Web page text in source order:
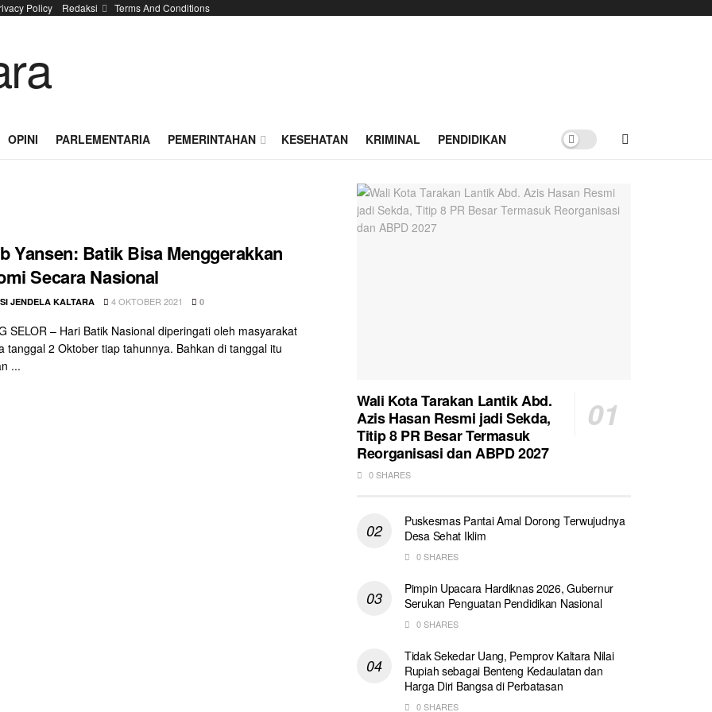
Policy Redaksi Terms And Conditions
OPINI PARLEMENTARIA PEMERINTAHAN KESEHATAN KRIMINAL PENDIDIKAN
Yansen: Batik Bisa Menggerakkan
Secara Nasional
JENDELA KALTARA 4 OKTOBER 2021 0
SELOR – Hari Batik Nasional diperingati oleh masyarakat
tanggal 2 Oktober tiap tahunnya. Bahkan di tanggal itu
...
Wali Kota Tarakan Lantik Abd.
Azis Hasan Resmi jadi Sekda,
Titip 8 PR Besar Termasuk
Reorganisasi dan ABPD 2027
0 SHARES
Puskesmas Pantai Amal Dorong Terwujudnya
Desa Sehat Iklim
0 SHARES
Pimpin Upacara Hardiknas 2026, Gubernur
Serukan Penguatan Pendidikan Nasional
0 SHARES
Tidak Sekedar Uang, Pemprov Kaltara Nilai
Rupiah sebagai Benteng Kedaulatan dan
Harga Diri Bangsa di Perbatasan
0 SHARES